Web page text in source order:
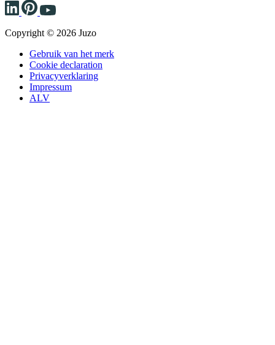
Copyright © 2026 Juzo
Gebruik van het merk
Cookie declaration
Privacyverklaring
Impressum
ALV